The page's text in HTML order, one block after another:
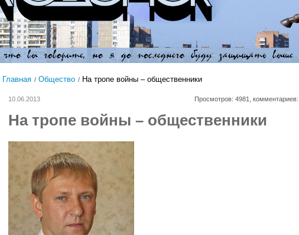
Главная Общество На тропе войны – общественники
10.06.2013 Просмотров: 4981, комментариев:
На тропе войны – общественники